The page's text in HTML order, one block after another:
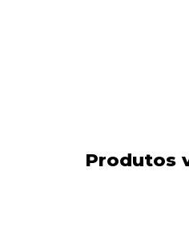
Produtos